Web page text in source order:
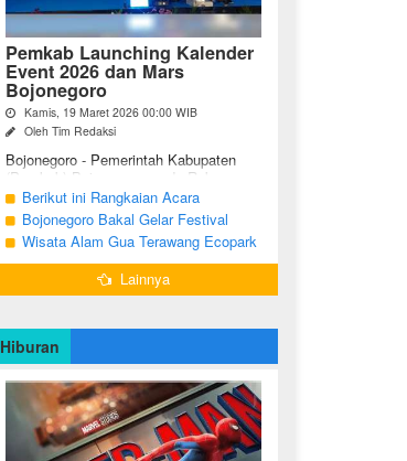
Pemkab Launching Kalender
Event 2026 dan Mars
Bojonegoro
Kamis, 19 Maret 2026 00:00 WIB
Oleh Tim Redaksi
Bojonegoro - Pemerintah Kabupaten
(Pemkab) Bojonegoro, pada Rabu
malam (18/03/2026), bertempat di Jalan
Mas Tumapel Bojoonegoro,
melaunching Kalender Event
Bojonegoro ...
Berikut ini Rangkaian Acara
Peringatan Hari Jadi Bojonegoro Ke-
348 Tahun 2025
Bojonegoro Bakal Gelar Festival
Geopark 2025
Wisata Alam Gua Terawang Ecopark
Blora Kini Semakin Menarik
Lainnya
Hiburan